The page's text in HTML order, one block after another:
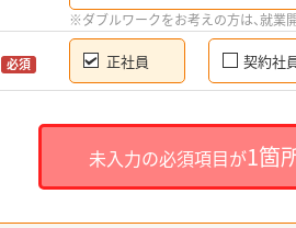
※ダブルワークをお考えの方は、就業
必須 正社員 契約社
未入力の必須項目が1箇